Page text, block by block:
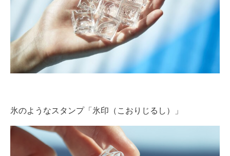
好きが集まる 比べて選べる
ビジネスと働き方のヒント
AI活用のいまが分かる
マーケ×ITの今がよく分かる
ITエンジニア向け専門サイト
氷のようなスタンプ「氷印（こおりじるし）」